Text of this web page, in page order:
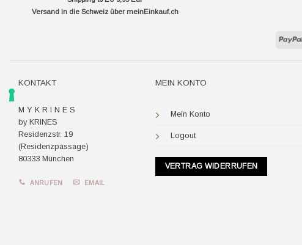
Versand in die Schweiz über meinEinkauf.ch
KONTAKT
M Y K R I N E S
by KRINES
Residenzstr. 19
(Residenzpassage)
80333 München
ANRUFEN EMAIL
MEIN KONTO
Mein Konto
Logout
VERTRAG WIDERRUFEN